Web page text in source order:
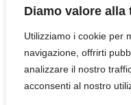
Diamo valore alla
Utilizziamo i cookie per
navigazione, offrirti
analizzare il nostro
acconsenti al nostro
Facebook Linkedin